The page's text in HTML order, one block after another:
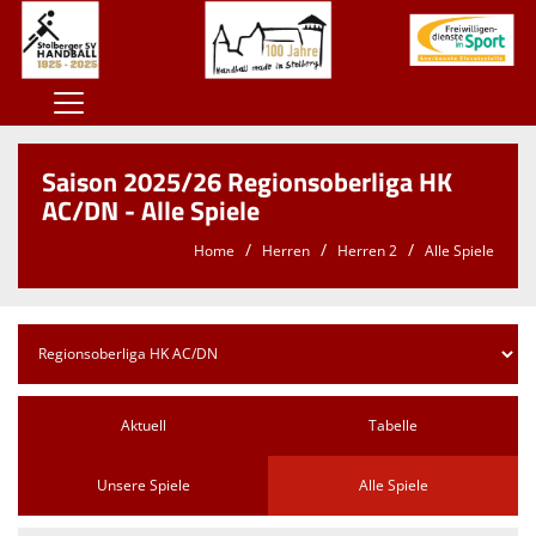
Home
100 Jahre SSV
Herren
Jugend
Kontaktformular
Sponsoren
Saison 2025/26 Regionsoberliga HK
AC/DN - Alle Spiele
Home Herren Herren 2 Alle Spiele
Aktuell Tabelle
Unsere Spiele Alle Spiele